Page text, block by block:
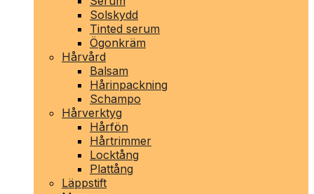
Solskydd
Tinted serum
Ögonkräm
Hårvård
Balsam
Hårinpackning
Schampo
Hårverktyg
Hårfön
Hårtrimmer
Locktång
Plattång
Läppstift